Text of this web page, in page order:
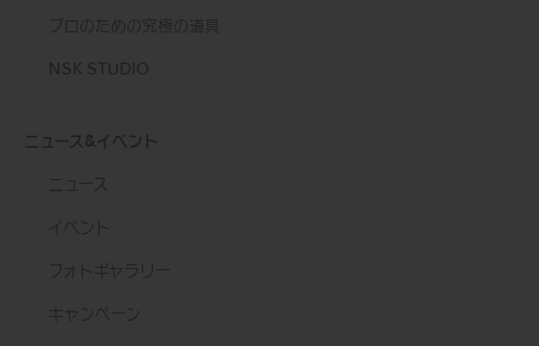
プロのための究極の道具
NSK STUDIO
ニュース&イベント
ニュース
イベント
フォトギャラリー
キャンペーン